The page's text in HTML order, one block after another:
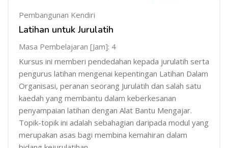
Pembangunan Kendiri
Latihan untuk Jurulatih
Masa Pembelajaran [Jam]: 4
Kursus ini memberi pendedahan kepada jurulatih serta
pengurus latihan mengenai kepentingan Latihan Dalam
Organisasi, peranan seorang Jurulatih dan salah satu
kaedah yang membantu dalam keberkesanan
penyampaian latihan dengan Alat Bantu Mengajar.
Topik-topik ini adalah sebahagian daripada modul yang
merupakan asas bagi membina kemahiran dalam